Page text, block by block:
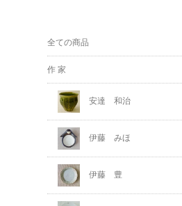
全ての商品
作 家
安達 和治
伊藤 みほ
伊藤 豊